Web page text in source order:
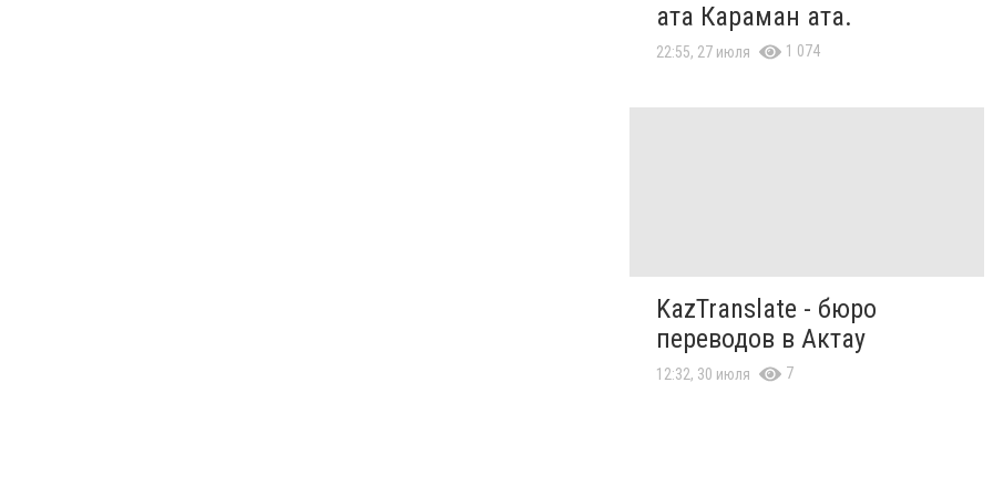
ата Караман ата.
22:55, 27 июля 1 074
KazTranslate - бюро
переводов в Актау
12:32, 30 июля 7